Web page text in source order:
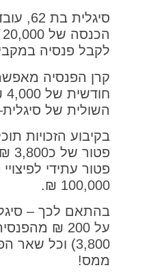
סיגלית
לקבל פנסיה
קרן הפנסיה
השולית של סיגלית–
בקיבוע הזכויות
פטור עתידי
100,000 ₪.
בהתאם לכך –
3,800) וכל
ממס!